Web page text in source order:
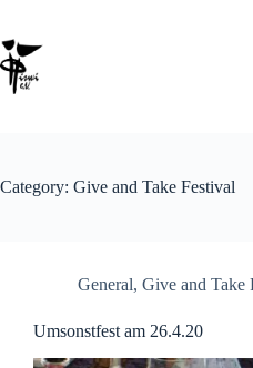
Category: Give and Take Festival
General, Give and Take
Umsonstfest am 26.4.20